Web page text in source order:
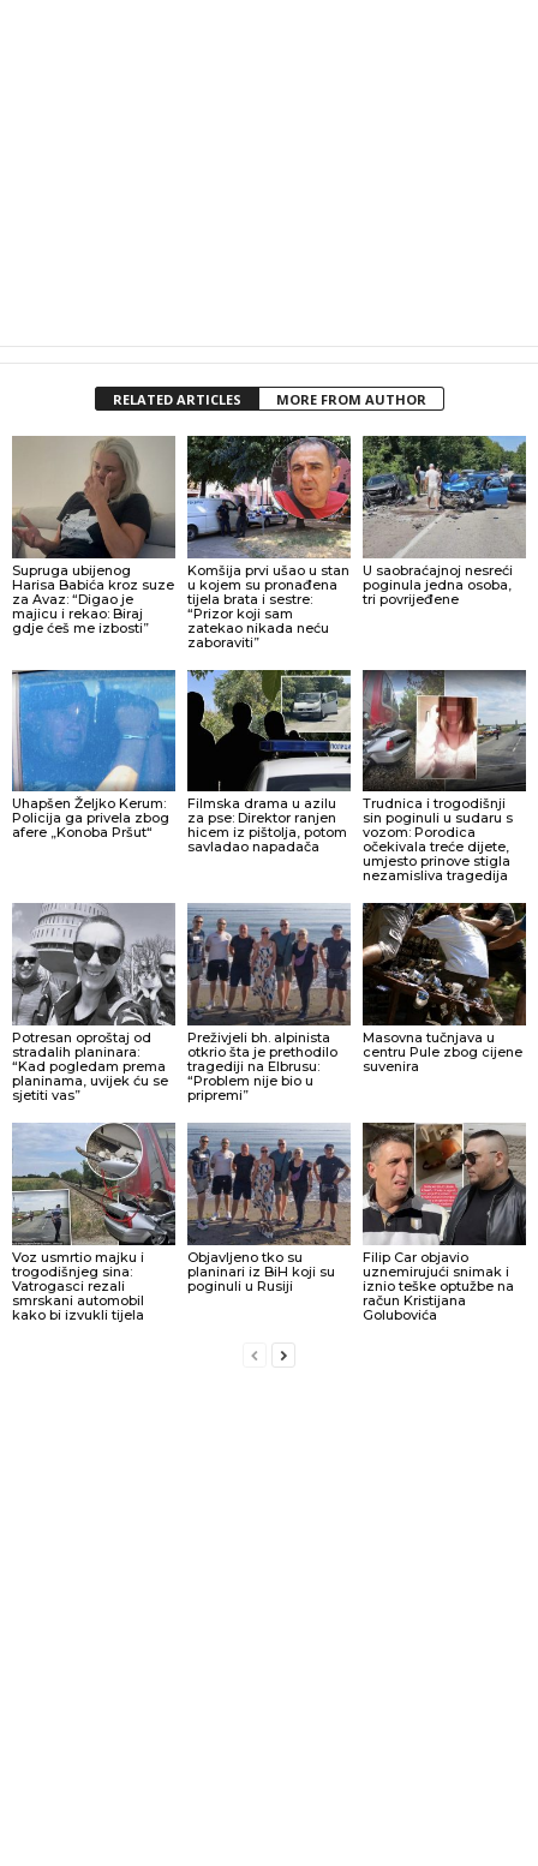
RELATED ARTICLES MORE FROM AUTHOR
Supruga ubijenog
Harisa Babića kroz suze
za Avaz: “Digao je
majicu i rekao: Biraj
gdje ćeš me izbosti”
Komšija prvi ušao u stan
u kojem su pronađena
tijela brata i sestre:
“Prizor koji sam
zatekao nikada neću
zaboraviti”
U saobraćajnoj nesreći
poginula jedna osoba,
tri povrijeđene
Uhapšen Željko Kerum:
Policija ga privela zbog
afere „Konoba Pršut“
Filmska drama u azilu
za pse: Direktor ranjen
hicem iz pištolja, potom
savladao napadača
Trudnica i trogodišnji
sin poginuli u sudaru s
vozom: Porodica
očekivala treće dijete,
umjesto prinove stigla
nezamisliva tragedija
Potresan oproštaj od
stradalih planinara:
“Kad pogledam prema
planinama, uvijek ću se
sjetiti vas”
Preživjeli bh. alpinista
otkrio šta je prethodilo
tragediji na Elbrusu:
“Problem nije bio u
pripremi”
Masovna tučnjava u
centru Pule zbog cijene
suvenira
Voz usmrtio majku i
trogodišnjeg sina:
Vatrogasci rezali
smrskani automobil
kako bi izvukli tijela
Objavljeno tko su
planinari iz BiH koji su
poginuli u Rusiji
Filip Car objavio
uznemirujući snimak i
iznio teške optužbe na
račun Kristijana
Golubovića